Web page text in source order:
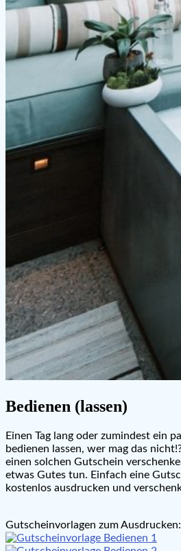
Bedienen (lassen)
Einen Tag lang oder zumindest ein
bedienen lassen, wer mag das
einen solchen Gutschein
etwas Gutes tun. Einfach eine
kostenlos ausdrucken und
Gutscheinvorlagen zum Ausdrucken: